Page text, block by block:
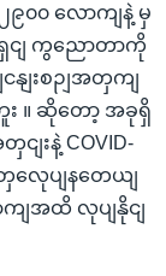
၉၀၀ လောကျနဲ့ မှ
ငျ ကွညောတာကို
ျးစဉျအတှကျ
။ ဆိုတော့ အခုရှိ
ျးနဲ့ COVID-
လေုပျနတေယျ
ျအထိ လုပျနိုငျ